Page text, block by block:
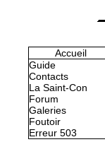
Accueil
Guide
Contacts
La Saint-Con
Forum
Galeries
Foutoir
Erreur 503